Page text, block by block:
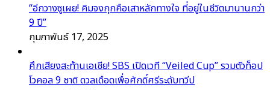
“อีกวางซูเผย! คิมจงกุกคือเสาหลักทางใจ ที่อยู่ในชีวิตมานานกว่า
9 ปี”
กุมภาพันธ์ 17, 2025
ศึกเสียงสะท้านเอเชีย! SBS เปิดเวที “Veiled Cup” รวมตัวท็อป
โวคอล 9 ชาติ ดวลเดือดเพื่อศักดิ์ศรีระดับทวีป